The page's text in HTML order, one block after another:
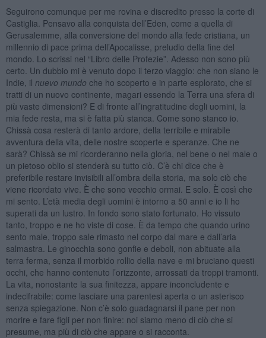
Seguirono comunque per me rovina e discredito presso la corte di
Castiglia. Pensavo alla conquista dell’Eden, come a quella di
Gerusalemme, alla conversione del mondo alla fede cristiana, un
millennio di pace prima dell’Apocalisse, preludio della fine del
mondo. Lo scrissi nel “Libro delle Profezie”. Adesso non sono più
certo. Un dubbio mi è venuto dopo il terzo viaggio: che non siano le
Indie, il nuevo mundo che ho scoperto e in parte esplorato, che si
tratti di un nuovo continente, magari essendo la Terra una sfera di
più vaste dimensioni? E di fronte all’ingratitudine degli uomini, la
mia fede resta, ma si è fatta più stanca. Come sono stanco io.
Chissà cosa resterà di tanto ardore, della terribile e mirabile
avventura della vita, delle nostre scoperte e speranze. Che ne
sarà? Chissà se mi ricorderanno nella gloria, nel bene o nel male o
un pietoso oblio si stenderà su tutto ciò. C’è chi dice che è
preferibile restare invisibili all’ombra della storia, ma solo ciò che
viene ricordato vive. È che sono vecchio ormai. E solo. È così che
mi sento. L’età media degli uomini è intorno a 50 anni e io li ho
superati da un lustro. In fondo sono stato fortunato. Ho vissuto
tanto, troppo e ne ho viste di cose. È da tempo che quando urino
sento male, troppo sale rimasto nel corpo dal mare e dall’aria
salmastra. Le ginocchia sono gonfie e deboli, non abituate alla
terra ferma, senza il morbido rollio della nave e mi bruciano questi
occhi, che hanno contenuto l’orizzonte, arrossati da troppi tramonti.
La vita, nonostante la sua finitezza, appare inconcludente e
indecifrabile: come lasciare una parentesi aperta o un asterisco
senza spiegazione. Non c’è solo guadagnarsi il pane per non
morire e fare figli per non finire: noi siamo meno di ciò che si
presume, ma più di ciò che appare o si racconta.